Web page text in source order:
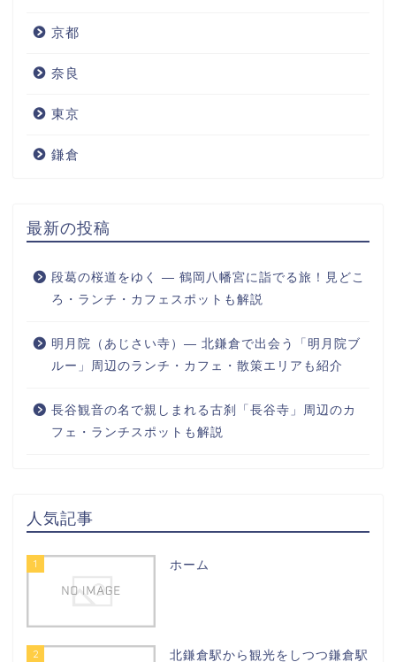
京都
奈良
東京
鎌倉
最新の投稿
段葛の桜道をゆく ― 鶴岡八幡宮に詣でる旅！見どこ
ろ・ランチ・カフェスポットも解説
明月院（あじさい寺）― 北鎌倉で出会う「明月院ブ
ルー」周辺のランチ・カフェ・散策エリアも紹介
長谷観音の名で親しまれる古刹「長谷寺」周辺のカ
フェ・ランチスポットも解説
人気記事
1 ホーム
2
北鎌倉駅から観光をしつつ鎌倉駅